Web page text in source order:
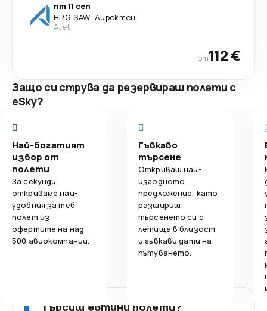
пт 11 сеп
HRG-SAW· Директен
AJet
от112 €
Защо си струва да резервираш полети с
eSky?
Най-богатият
избор от
полети
За секунди
откриваме най-
удобния за теб
полет из
офертите на над
500 авиокомпании.
Гъвкаво
търсене
Откриваш най-
изгодното
предложение, като
разшириш
търсенето си с
летища в близост
и гъвкави дати на
пътуването.
Търсиш евтини полети?